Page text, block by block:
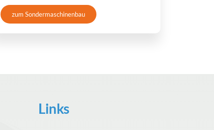
zum Sondermaschinenbau
Links